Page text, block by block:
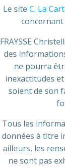
Le site C. La
concernant
FRAYSSE
des
ne pourra
inexactitudes et
soient de son
Tous les
données à titre
ailleurs, les
ne sont pas